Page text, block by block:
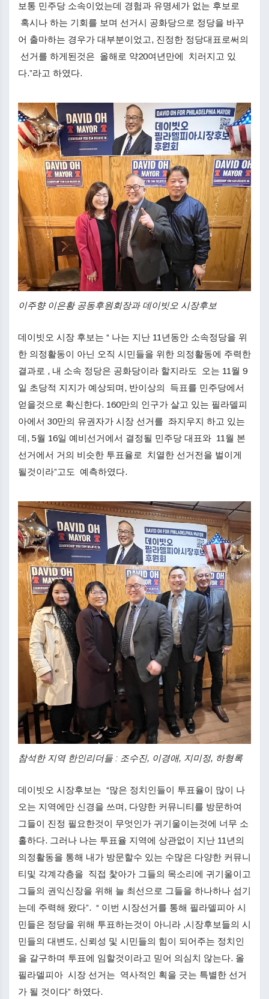
보통 민주당 소속이었는데 경험과 유명세가 없는 후보로
혹시나 하는 기회를 보며 선거시 공화당으로 정당을 바꾸
어 출마하는 경우가 대부분이었고, 진정한 정당대표로써의
선거를 하게된것은 올해로 약20여년만에 치러지고 있
다.”라고 하였다.
이주향 이은황 공동후원회장과 데이빗오 시장후보
데이빗오 시장 후보는 “ 나는 지난 11년동안 소속정당을 위
한 의정활동이 아닌 오직 시민들을 위한 의정활동에 주력한
결과로 , 내 소속 정당은 공화당이라 할지라도 오는 11월 9
일 초당적 지지가 예상되며, 반이상의 득표를 민주당에서
얻을것으로 확신한다. 160만의 인구가 살고 있는 필라델피
아에서 30만의 유권자가 시장 선거를 좌지우지 하고 있는
데, 5월 16일 예비선거에서 결정될 민주당 대표와 11월 본
선거에서 거의 비슷한 투표율로 치열한 선거전을 벌이게
될것이라”고도 예측하였다.
참석한 지역 한인리더들 : 조수진, 이경애, 지미정, 하형록
데이빗오 시장후보는 “많은 정치인들이 투표율이 많이 나
오는 지역에만 신경을 쓰며, 다양한 커뮤니티를 방문하여
그들이 진정 필요한것이 무엇인가 귀기울이는것에 너무 소
홀하다. 그러나 나는 투표율 지역에 상관없이 지난 11년의
의정활동을 통해 내가 방문할수 있는 수많은 다양한 커뮤니
티및 각계각층을 직접 찿아가 그들의 목소리에 귀기울이고
그들의 권익신장을 위해 늘 최선으로 그들을 하나하나 섬기
는데 주력해 왔다”. “ 이번 시장선거를 통해 필라델피아 시
민들은 정당을 위해 투표하는것이 아니라 ,시장후보들의 시
민들의 대변도, 신뢰성 및 시민들의 힘이 되어주는 정치인
을 갈구하며 투표에 임할것이라고 믿어 의심치 않는다. 올
필라델피아 시장 선거는 역사적인 획을 긋는 특별한 선거
가 될 것이다” 하였다.